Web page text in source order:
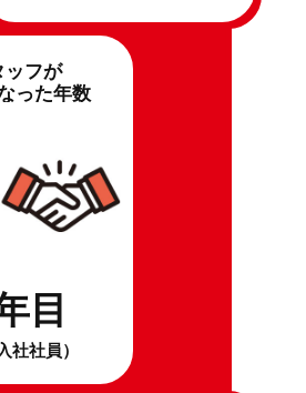
ッフが
った年数
目
社社員）